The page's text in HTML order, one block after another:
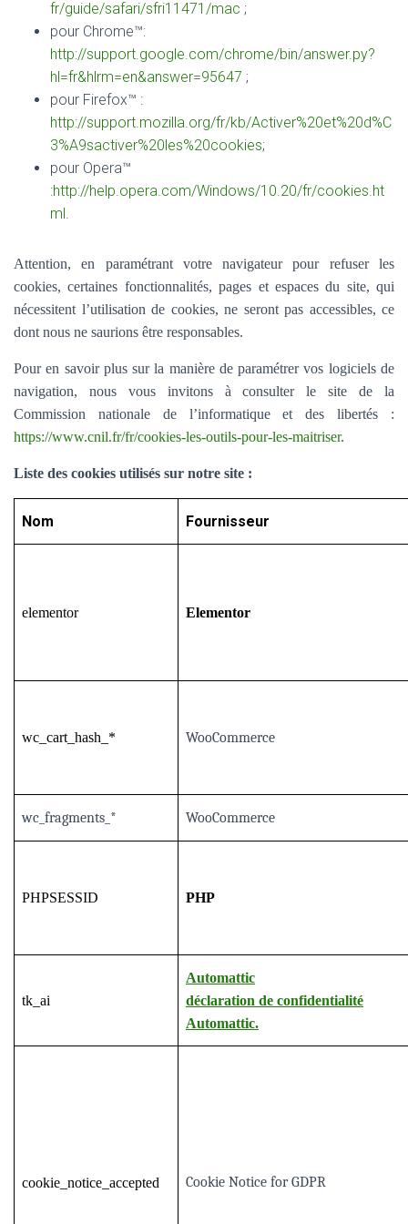
fr/guide/safari/sfri11471/mac ;
pour Chrome™:
http://support.google.com/chrome/bin/answer.py?
hl=fr&hlrm=en&answer=95647 ;
pour Firefox™ :
http://support.mozilla.org/fr/kb/Activer%20et%20d%C
3%A9sactiver%20les%20cookies;
pour Opera™
:http://help.opera.com/Windows/10.20/fr/cookies.ht
ml .
Attention, en paramétrant votre navigateur pour refuser les
cookies, certaines fonctionnalités, pages et espaces du site, qui
nécessitent l’utilisation de cookies, ne seront pas accessibles, ce
dont nous ne saurions être responsables.
Pour en savoir plus sur la manière de paramétrer vos logiciels de
navigation, nous vous invitons à consulter le site de la
Commission nationale de l’informatique et des libertés :
https://www.cnil.fr/fr/cookies-les-outils-pour-les-maitriser.
Liste des cookies utilisés sur notre site :
Nom Fournisseur
elementor Elementor
wc_cart_hash_* WooCommerce
wc_fragments_* WooCommerce
PHPSESSID PHP
tk_ai
Automattic
déclaration de confidentialité
Automattic.
cookie_notice_accepted Cookie Notice for GDPR